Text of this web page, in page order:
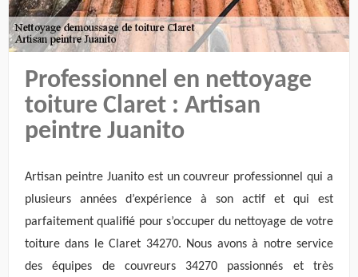
Professionnel en nettoyage
toiture Claret : Artisan
peintre Juanito
Artisan peintre Juanito est un couvreur professionnel qui a
plusieurs années d’expérience à son actif et qui est
parfaitement qualifié pour s’occuper du nettoyage de votre
toiture dans le Claret 34270. Nous avons à notre service
des équipes de couvreurs 34270 passionnés et très